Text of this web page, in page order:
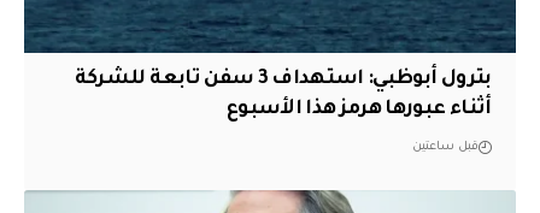
بترول أبوظبي: استهداف 3 سفن تابعة للشركة
أثناء عبورها هرمز هذا الأسبوع
قبل ساعتين